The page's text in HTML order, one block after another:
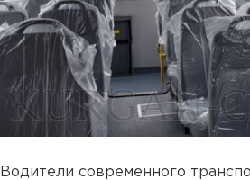
Водители современного